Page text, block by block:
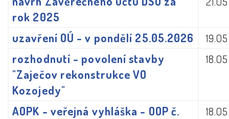
rok 2025
uzavření OÚ - v pondělí 25.05.2026
rozhodnutí - povolení stavby
"Zaječov rekonstrukce VO
Kozojedy"
AOPK - veřejná vyhláška - OOP č.